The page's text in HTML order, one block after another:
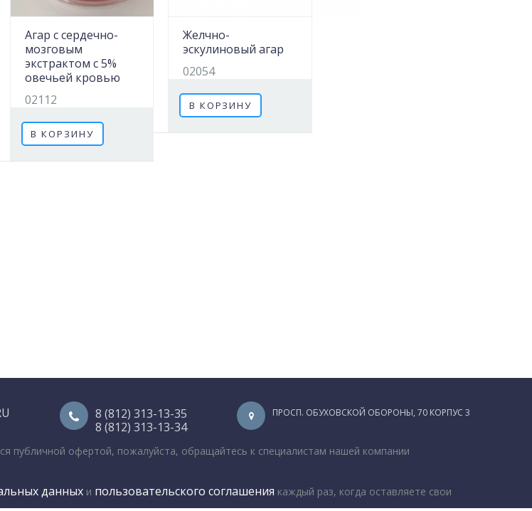
Агар с сердечно-
мозговым
экстрактом с 5%
овечьей кровью
02112
В КОРЗИНУ
Желчно-
эскулиновый агар
02054
В КОРЗИНУ
8 (812) 313-13-35
8 (812) 313-13-34
ПРОСП. ОБУХОВСКОЙ ОБОРОНЫ, 70 КОРПУС 3
публичной офертой, пожалуйста, обращайтесь к специалистам нашей компании
данных и пользовательского соглашения каждый раз, когда оставляете свои